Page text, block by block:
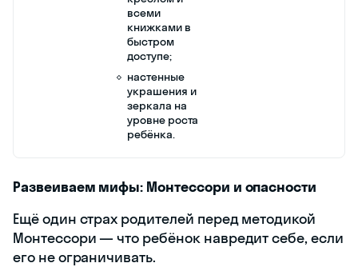
всеми
книжками в
быстром
доступе;
настенные
украшения и
зеркала на
уровне роста
ребёнка.
Развеиваем мифы: Монтессори и опасности
Ещё один страх родителей перед методикой
Монтессори — что ребёнок навредит себе, если
его не ограничивать.